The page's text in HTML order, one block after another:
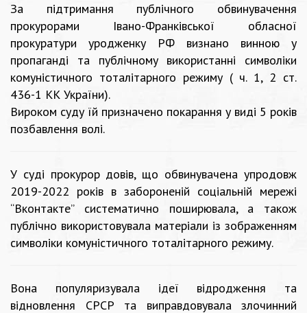
За підтримання публічного обвинувачення
прокурорами Івано-Франківської обласної
прокуратури уродженку РФ визнано винною у
пропаганді та публічному використанні символіки
комуністичного тоталітарного режиму ( ч. 1, 2 ст.
436-1 КК України).
Вироком суду їй призначено покарання у виді 5 років
позбавлення волі.
У суді прокурор довів, що обвинувачена упродовж
2019-2022 років в забороненій соціальній мережі
“Вконтакте” систематично поширювала, а також
публічно використовувала матеріали із зображенням
символіки комуністичного тоталітарного режиму.
Вона популяризувала ідеї відродження та
відновлення СРСР та виправдовувала злочинний